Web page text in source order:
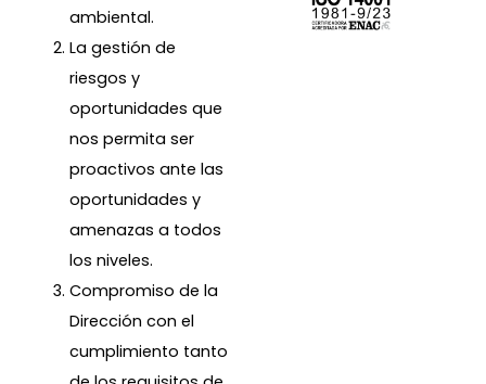
ambiental.
La gestión de
riesgos y
oportunidades que
nos permita ser
proactivos ante las
oportunidades y
amenazas a todos
los niveles.
Compromiso de la
Dirección con el
cumplimiento tanto